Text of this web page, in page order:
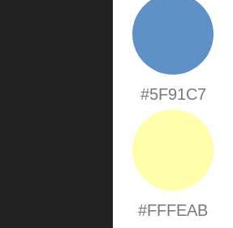
#5F91C7
#FFFEAB